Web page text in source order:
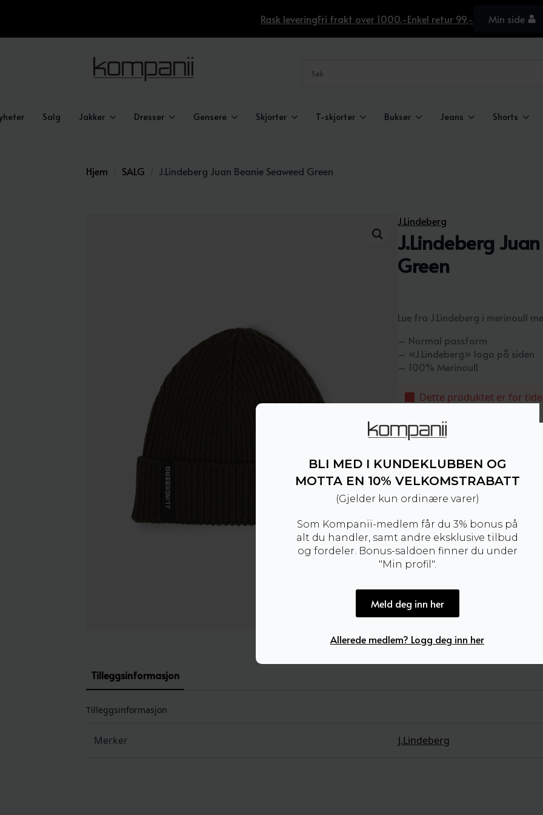
Rask leveringFri frakt over 1000,-Enkel retur 99,- Min side
Salg Jakker Dresser Gensere Skjorter T-skjorter Bukser Jeans Shorts
Hjem SALG J.Lindeberg Juan Beanie Seaweed Green
J.Lindeberg
J.Lindeberg
Green
Lue fra J.Lindeberg i merinoull
– Normal passform
– «J.Lindeberg» logo på siden
– 100% Merinoull
Dette produktet er for
Produktnummer:100722Kategori:
Tilleggsinformasjon
Tilleggsinformasjon
Merker J.Lindeberg
BLI MED I KUNDEKLUBBEN OG
MOTTA EN 10% VELKOMSTRABATT
(Gjelder kun ordinære varer)
Som Kompanii-medlem får du 3% bonus på
alt du handler, samt andre eksklusive tilbud
og fordeler. Bonus-saldoen finner du under
"Min profil".
Meld deg inn her
Allerede medlem? Logg deg inn her